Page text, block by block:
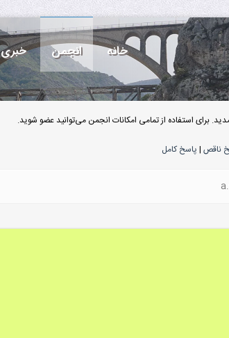
خانه انجمن خبری
برای استفاده از تمامی امکانات انجمن می‌توانید عضو شوید.
ناقص | پاسخ کامل